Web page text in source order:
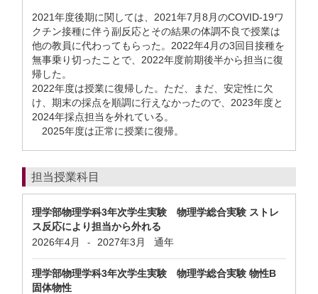
2021年度後期に関しては、2021年7月8月のCOVID-19ワ
クチン接種に伴う副反応とその結果の体調不良で授業は
他の教員に代わってもらった。2022年4月の3回目接種を
無事乗り切ったことで、2022年度前期後半から担当に復
帰した。
2022年度は授業に復帰した。ただ、まだ、安定性に欠
け、期末の採点を順調に行えなかったので、2023年度と
2024年採点担当を外れている。
2025年度は正常に授業に復帰。
担当授業科目
理学部物理学科3年次学生実験 物理学総合実験 ストレ
ス反応により担当から外れる
2026年4月
- 2027年3月 通年
理学部物理学科3年次学生実験 物理学総合実験 物性B
固体物性